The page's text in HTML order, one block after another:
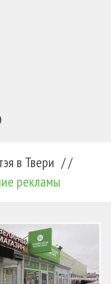
в Твери / /
рекламы